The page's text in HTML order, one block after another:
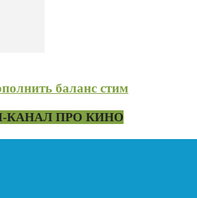
баланс стим
КАНАЛ ПРО КИНО